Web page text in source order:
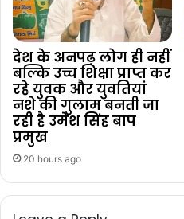
देश के अनपढ़ लोग ही नहीं
बल्कि उच्च शिक्षा प्राप्त कर
रहे युवक और युवतियां
नशे की गुलाम बनती जा
रही है उमेश सिंह बाप
प्रमुख
20 hours ago